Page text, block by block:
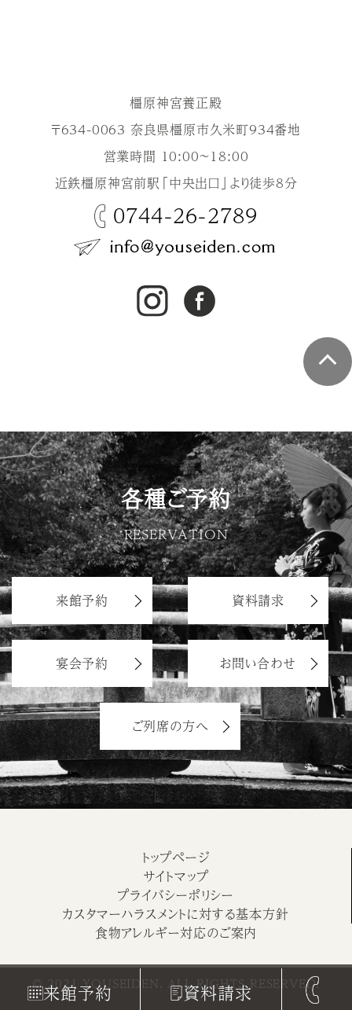
来館予約 資料請求
橿原神宮養正殿
〒634-0063 奈良県橿原市久米町934番地
営業時間 10:00～18:00
近鉄橿原神宮前駅「中央出口」より徒歩8分
0744-26-2789
各種ご予約
RESERVATION
来館予約 資料請求
宴会予約 お問い合わせ
ご列席の方へ
トップページ
サイトマップ
プライバシーポリシー
カスタマーハラスメントに対する基本方針
食物アレルギー対応のご案内
© 2021 YOUSEIDEN. ALL RIGHTS RESERVED.